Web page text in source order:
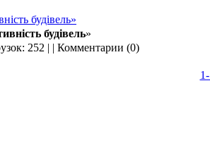
будівель»
будівель»
252 | | Комментарии (0)